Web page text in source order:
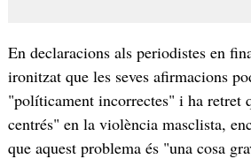
En declaracions als periodistes en
ironitzat que les seves afirmacions
"políticament incorrectes" i ha retret
centrés" en la violència masclista,
que aquest problema és "una cosa